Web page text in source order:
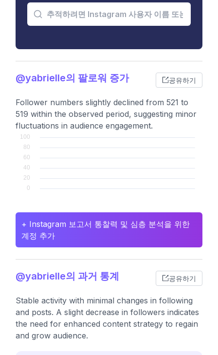
@yabrielle의 팔로워 증가 공유하기
Follower numbers slightly declined from 521 to
519 within the observed period, suggesting minor
fluctuations in audience engagement.
+ Instagram 보고서 통찰력 및 심층 분석을 위한
계정 추가
@yabrielle의 과거 통계 공유하기
Stable activity with minimal changes in following
and posts. A slight decrease in followers indicates
the need for enhanced content strategy to regain
and grow audience.